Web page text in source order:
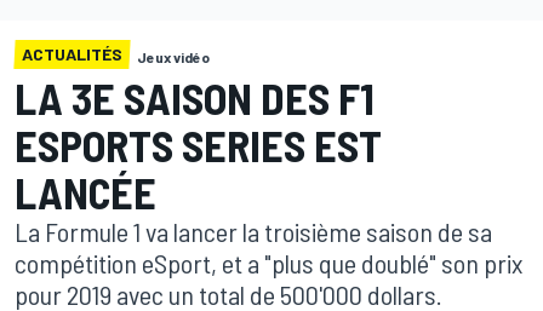
ACTUALITÉS Jeux vidéo
LA 3E SAISON DES F1
ESPORTS SERIES EST
LANCÉE
La Formule 1 va lancer la troisième saison de sa
compétition eSport, et a "plus que doublé" son prix
pour 2019 avec un total de 500'000 dollars.